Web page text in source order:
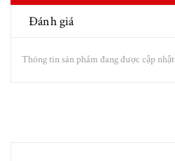
Đánh giá
Thông tin sản phẩm đang được cập nhật